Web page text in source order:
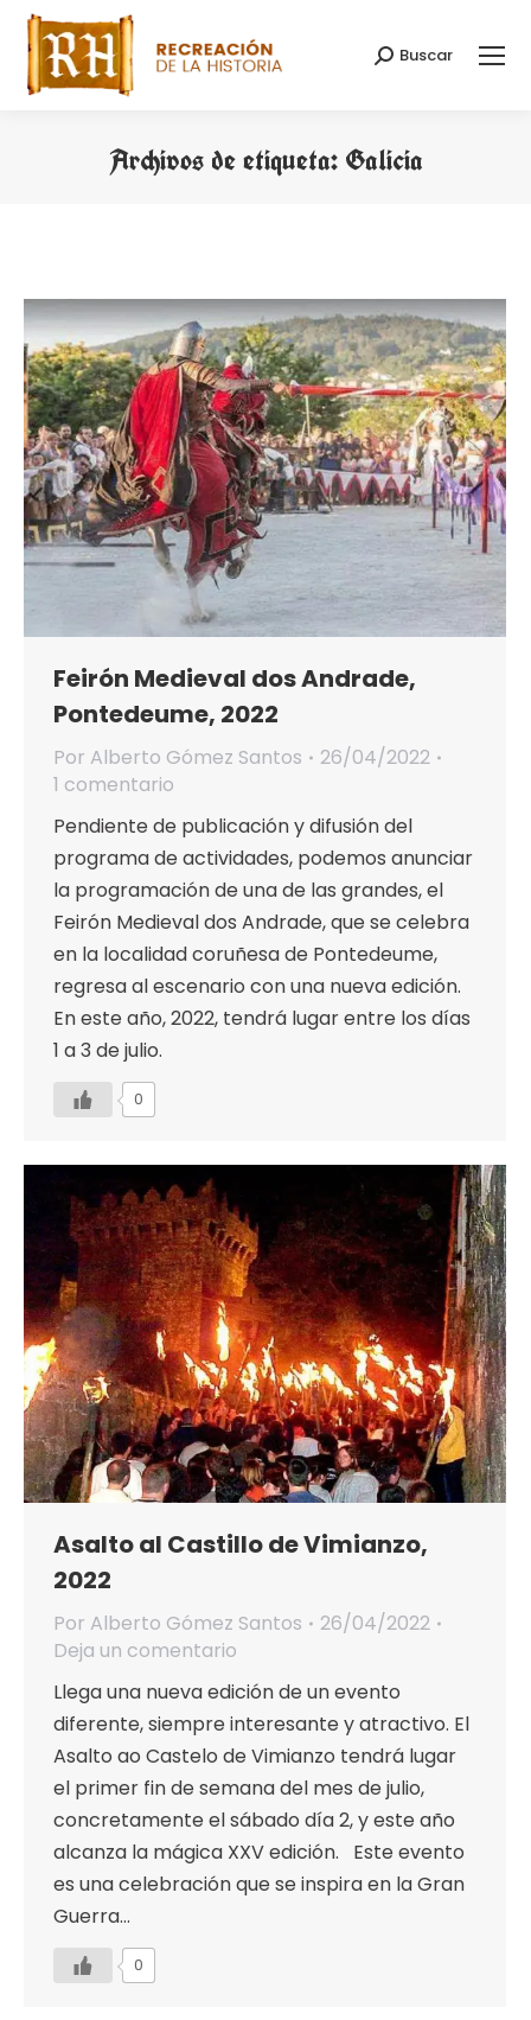
Buscar:
Buscar
Archivos de etiqueta: Galicia
Feirón Medieval dos Andrade,
Pontedeume, 2022
Por Alberto Gómez Santos
26/04/2022
1 comentario
Pendiente de publicación y difusión del
programa de actividades, podemos anunciar
la programación de una de las grandes, el
Feirón Medieval dos Andrade, que se celebra
en la localidad coruñesa de Pontedeume,
regresa al escenario con una nueva edición.
En este año, 2022, tendrá lugar entre los días
1 a 3 de julio.
0
Asalto al Castillo de Vimianzo,
2022
Por Alberto Gómez Santos
26/04/2022
Deja un comentario
Llega una nueva edición de un evento
diferente, siempre interesante y atractivo. El
Asalto ao Castelo de Vimianzo tendrá lugar
el primer fin de semana del mes de julio,
concretamente el sábado día 2, y este año
alcanza la mágica XXV edición. Este evento
es una celebración que se inspira en la Gran
Guerra…
0